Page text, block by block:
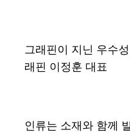
그래핀이 지닌 우수
래핀 이정훈 대표
인류는 소재와 함께